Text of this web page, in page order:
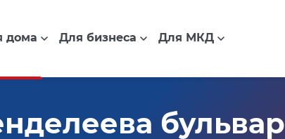
дома Для бизнеса Для МКД